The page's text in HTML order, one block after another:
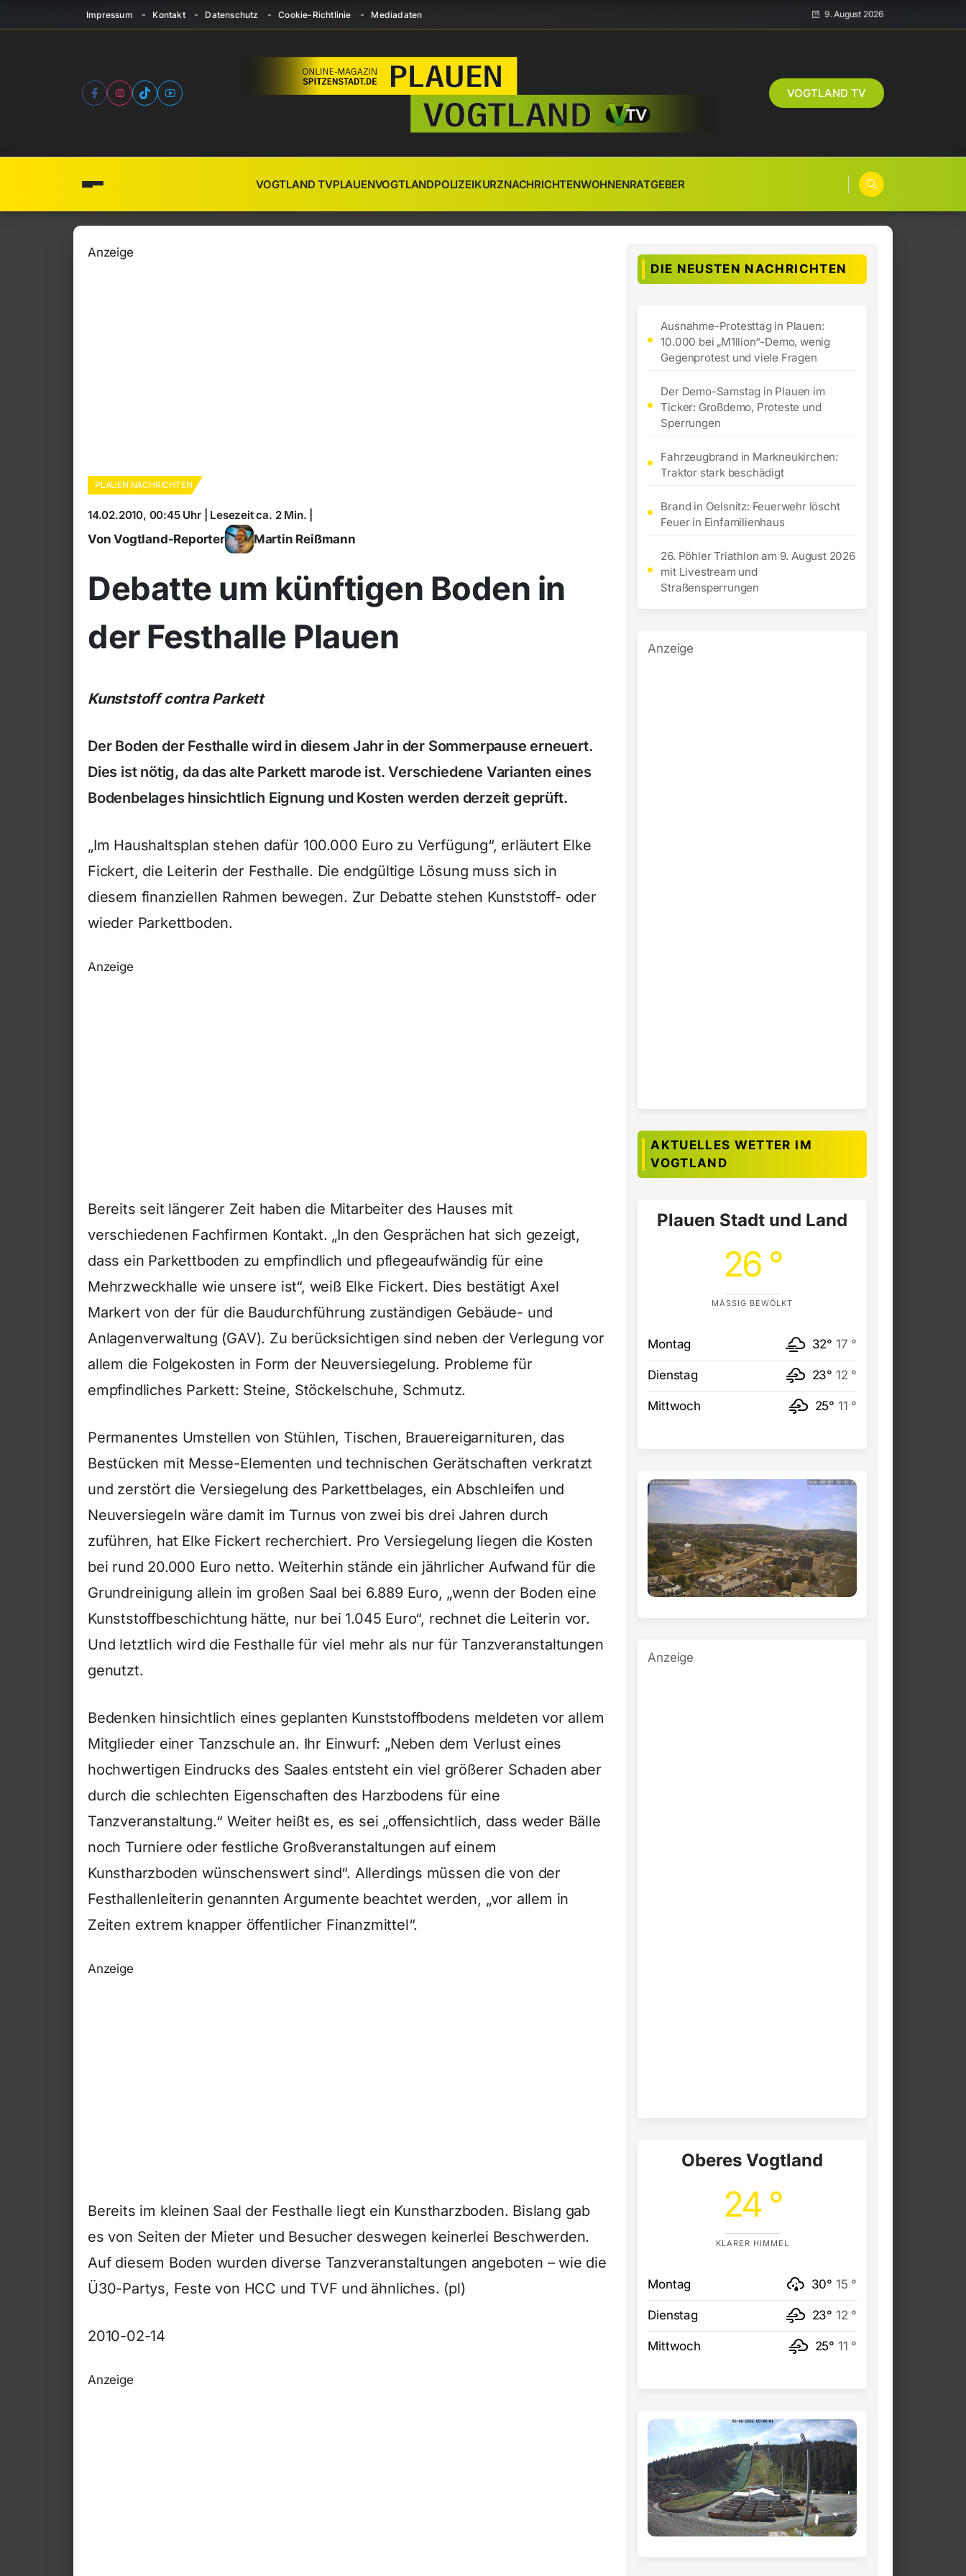
Impressum Kontakt Datenschutz Cookie-Richtlinie Mediadaten 9. August 2026
VOGTLAND TV
VOGTLAND TVPLAUENVOGTLANDPOLIZEIKURZNACHRICHTENWOHNENRATGEBER
Anzeige
PLAUEN NACHRICHTEN
14.02.2010, 00:45 Uhr | Lesezeit ca. 2 Min. |
Von Vogtland-Reporter Martin Reißmann
Debatte um künftigen Boden in
der Festhalle Plauen
Kunststoff contra Parkett
Der Boden der Festhalle wird in diesem Jahr in der Sommerpause erneuert.
Dies ist nötig, da das alte Parkett marode ist. Verschiedene Varianten eines
Bodenbelages hinsichtlich Eignung und Kosten werden derzeit geprüft.
„Im Haushaltsplan stehen dafür 100.000 Euro zu Verfügung“, erläutert Elke
Fickert, die Leiterin der Festhalle. Die endgültige Lösung muss sich in
diesem finanziellen Rahmen bewegen. Zur Debatte stehen Kunststoff- oder
wieder Parkettboden.
Anzeige
Bereits seit längerer Zeit haben die Mitarbeiter des Hauses mit
verschiedenen Fachfirmen Kontakt. „In den Gesprächen hat sich gezeigt,
dass ein Parkettboden zu empfindlich und pflegeaufwändig für eine
Mehrzweckhalle wie unsere ist“, weiß Elke Fickert. Dies bestätigt Axel
Markert von der für die Baudurchführung zuständigen Gebäude- und
Anlagenverwaltung (GAV). Zu berücksichtigen sind neben der Verlegung vor
allem die Folgekosten in Form der Neuversiegelung. Probleme für
empfindliches Parkett: Steine, Stöckelschuhe, Schmutz.
Permanentes Umstellen von Stühlen, Tischen, Brauereigarnituren, das
Bestücken mit Messe-Elementen und technischen Gerätschaften verkratzt
und zerstört die Versiegelung des Parkettbelages, ein Abschleifen und
Neuversiegeln wäre damit im Turnus von zwei bis drei Jahren durch
zuführen, hat Elke Fickert recherchiert. Pro Versiegelung liegen die Kosten
bei rund 20.000 Euro netto. Weiterhin stände ein jährlicher Aufwand für die
Grundreinigung allein im großen Saal bei 6.889 Euro, „wenn der Boden eine
Kunststoffbeschichtung hätte, nur bei 1.045 Euro“, rechnet die Leiterin vor.
Und letztlich wird die Festhalle für viel mehr als nur für Tanzveranstaltungen
genutzt.
Bedenken hinsichtlich eines geplanten Kunststoffbodens meldeten vor allem
Mitglieder einer Tanzschule an. Ihr Einwurf: „Neben dem Verlust eines
hochwertigen Eindrucks des Saales entsteht ein viel größerer Schaden aber
durch die schlechten Eigenschaften des Harzbodens für eine
Tanzveranstaltung.“ Weiter heißt es, es sei „offensichtlich, dass weder Bälle
noch Turniere oder festliche Großveranstaltungen auf einem
Kunstharzboden wünschenswert sind“. Allerdings müssen die von der
Festhallenleiterin genannten Argumente beachtet werden, „vor allem in
Zeiten extrem knapper öffentlicher Finanzmittel“.
Anzeige
Bereits im kleinen Saal der Festhalle liegt ein Kunstharzboden. Bislang gab
es von Seiten der Mieter und Besucher deswegen keinerlei Beschwerden.
Auf diesem Boden wurden diverse Tanzveranstaltungen angeboten – wie die
Ü30-Partys, Feste von HCC und TVF und ähnliches. (pl)
2010-02-14
Anzeige
DIE NEUSTEN NACHRICHTEN
Ausnahme-Protesttag in Plauen:
10.000 bei „M1llion“-Demo, wenig
Gegenprotest und viele Fragen
Der Demo-Samstag in Plauen im
Ticker: Großdemo, Proteste und
Sperrungen
Fahrzeugbrand in Markneukirchen:
Traktor stark beschädigt
Brand in Oelsnitz: Feuerwehr löscht
Feuer in Einfamilienhaus
26. Pöhler Triathlon am 9. August 2026
mit Livestream und
Straßensperrungen
Anzeige
AKTUELLES WETTER IM
VOGTLAND
Plauen Stadt und Land
26 °
MÄSSIG BEWÖLKT
Montag 32° 17 °
Dienstag 23° 12 °
Mittwoch 25° 11 °
Anzeige
Oberes Vogtland
24 °
KLARER HIMMEL
Montag 30° 15 °
Dienstag 23° 12 °
Mittwoch 25° 11 °